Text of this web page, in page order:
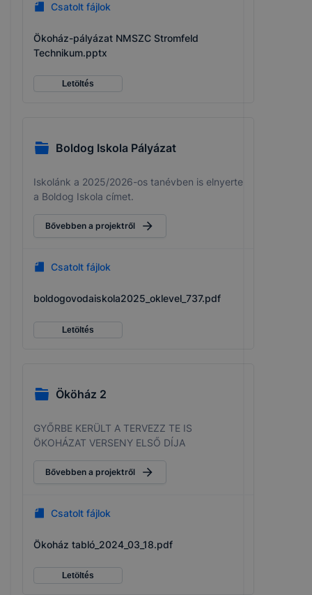
Csatolt fájlok
Ökoház-pályázat NMSZC Stromfeld
Technikum.pptx
Letöltés
Boldog Iskola Pályázat
Iskolánk a 2025/2026-os tanévben is elnyerte
a Boldog Iskola címet.
Bővebben a projektről
Csatolt fájlok
boldogovodaiskola2025_oklevel_737.pdf
Letöltés
Ököház 2
GYŐRBE KERÜLT A TERVEZZ TE IS
ÖKOHÁZAT VERSENY ELSŐ DÍJA
Bővebben a projektről
Csatolt fájlok
Ökoház tabló_2024_03_18.pdf
Letöltés